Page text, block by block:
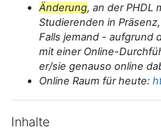
Änderung, an der PHDL
Studierenden in
Falls jemand - aufgrund
mit einer Online-
er/sie genauso online
Online Raum für heute:
Inhalte